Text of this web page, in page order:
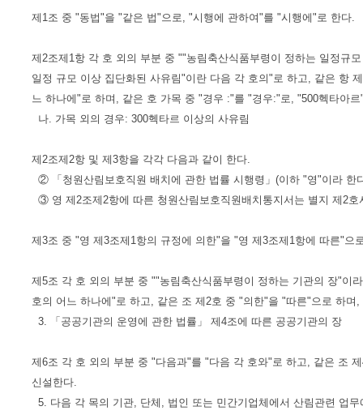
제1조 중 "동법"을 "같은 법"으로, "시행에 관하여"를 "시행에"로 한다.
제2조제1항 각 호 외의 부분 중 ""농림축산식품부령이 정하는 일정규
일정 규모 이상 집단화된 사유림"이란 다음 각 호의"로 하고, 같은 항
느 하나에"로 하며, 같은 호 가목 중 "경우 :"를 "경우:"로, "500헥타아
나. 가목 외의 경우: 300헥타르 이상의 사유림
제2조제2항 및 제3항을 각각 다음과 같이 한다.
② 「청원산림보호직원 배치에 관한 법률 시행령」(이하 "영"이라 한
③ 영 제2조제2항에 따른 청원산림보호직원배치통지서는 별지 제2호
제3조 중 "영 제3조제1항의 규정에 의한"을 "영 제3조제1항에 따른"으
제5조 각 호 외의 부분 중 ""농림축산식품부령이 정하는 기관의 장"이
호의 어느 하나에"로 하고, 같은 조 제2호 중 "의한"을 "따른"으로 하며
3. 「공공기관의 운영에 관한 법률」 제4조에 따른 공공기관의 장
제6조 각 호 외의 부분 중 "다음과"를 "다음 각 호와"로 하고, 같은 조
신설한다.
5. 다음 각 목의 기관, 단체, 법인 또는 민간기업체에서 산림관련 업